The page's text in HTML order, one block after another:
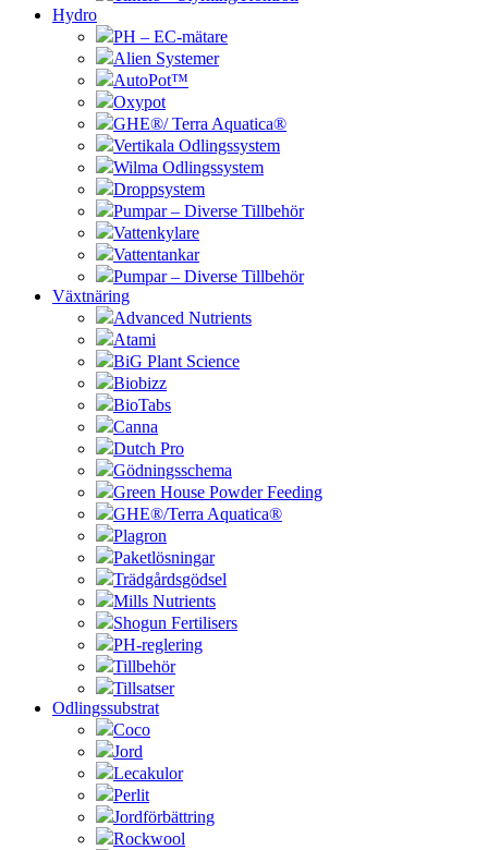
Hydro
PH – EC-mätare
Alien Systemer
AutoPot™
Oxypot
GHE®/ Terra Aquatica®
Vertikala Odlingssystem
Wilma Odlingssystem
Droppsystem
Pumpar – Diverse Tillbehör
Vattenkylare
Vattentankar
Pumpar – Diverse Tillbehör
Växtnäring
Advanced Nutrients
Atami
BiG Plant Science
Biobizz
BioTabs
Canna
Dutch Pro
Gödningsschema
Green House Powder Feeding
GHE®/Terra Aquatica®
Plagron
Paketlösningar
Trädgårdsgödsel
Mills Nutrients
Shogun Fertilisers
PH-reglering
Tillbehör
Tillsatser
Odlingssubstrat
Coco
Jord
Lecakulor
Perlit
Jordförbättring
Rockwool